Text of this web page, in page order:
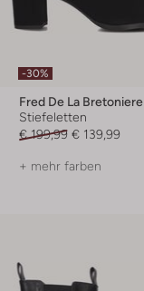
-30%
Fred De La Bretoniere
Stiefeletten
€ 199,99 € 139,99
+ mehr farben